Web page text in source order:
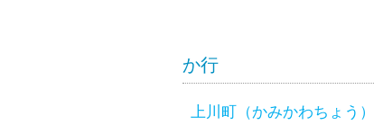
か行
上川町（かみかわちょう）